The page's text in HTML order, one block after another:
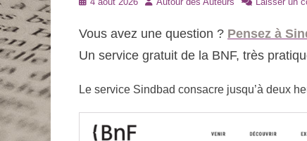
Vous avez une question ? Pensez à
Un service gratuit de la BNF, très
Le service Sindbad consacre jusqu’à deux